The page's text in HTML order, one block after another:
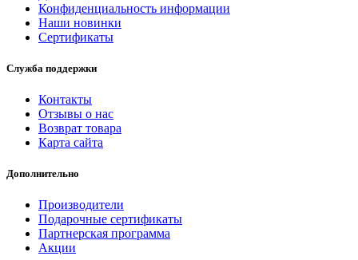
Конфиденциальность информации
Наши новинки
Сертификаты
Служба поддержки
Контакты
Отзывы о нас
Возврат товара
Карта сайта
Дополнительно
Производители
Подарочные сертификаты
Партнерская программа
Акции